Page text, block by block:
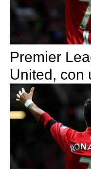
Premier
United, con